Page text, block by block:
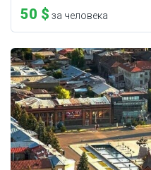
50 $ за человека